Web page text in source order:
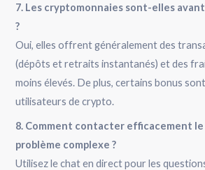
7. Les cryptomonnaies sont-elles
?
Oui, elles offrent généralement des
(dépôts et retraits instantanés) et des
moins élevés. De plus, certains bonus
utilisateurs de crypto.
8. Comment contacter efficacement le
problème complexe ?
Utilisez le chat en direct pour les